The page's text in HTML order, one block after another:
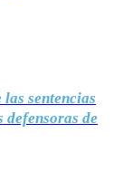
sentencias
defensoras de